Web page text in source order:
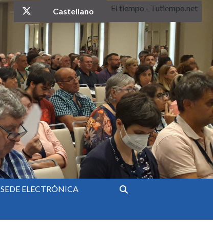
twitter
Castellano El tiempo - Tutiempo.net
SEDE ELECTRÓNICA